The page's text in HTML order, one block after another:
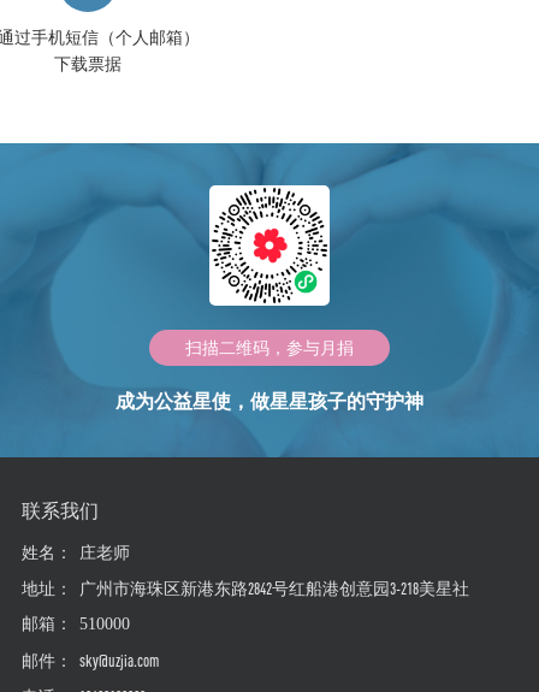
过手机短信（个人邮箱）
下载票据
扫描二维码，参与月捐
成为公益星使，做星星孩子的守护神
联系我们
姓名：
庄老师
地址：
广州市海珠区新港东路2842号红船港创意园3-218美星社
邮箱： 510000
邮件：
sky@uzjia.com